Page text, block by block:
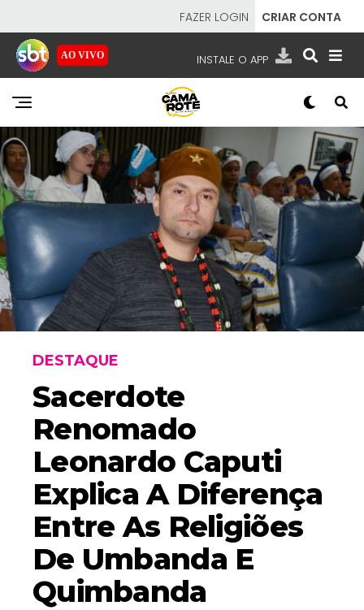
FAZER LOGIN CRIAR CONTA
AO VIVO INSTALE O APP
EMISSORAS
NOSSAS REDES APP TV SBT
- SISTEMA BRASILEIRO DE TELEVISÃO
DESTAQUE
Sacerdote
Renomado
Leonardo Caputi
Explica A Diferença
Entre As Religiões
De Umbanda E
Quimbanda